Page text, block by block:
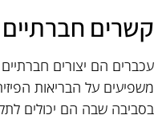
קשרים
עכברים הם יצורים
משפיעים על הבריאות
בסביבה שבה הם יכולים